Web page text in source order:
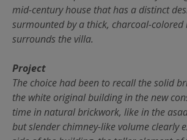
mid-century house that has a distinct
surmounted by a thick, charcoal-
surrounds the villa.
Project
The choice had been to recall the solid
the white original building in the new
time in natural brickwork, like in the
but slender chimney-like volume clearly